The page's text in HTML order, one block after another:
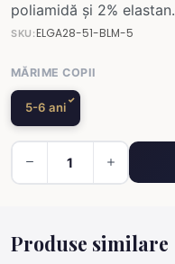
poliamidă și 2% elastan.
SKU:ELGA28-51-BLM-5
MĂRIME COPII
5-6 ani
Produse similare